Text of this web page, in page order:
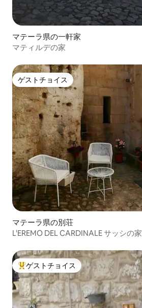
マテーラ県の一軒家
マティルデの家
ゲストチョイス
ゲストチョイス
マテーラ県の別荘
L'EREMO DEL CARDINALE サッシの家
大好評のゲストチョイスです。
ゲストチョイス